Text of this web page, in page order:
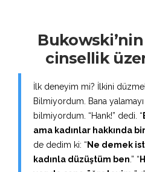
cinsellik
İlk deneyim mi? İlkini
Bilmiyordum. Bana
bilmiyordum. “Hank!” dedi. “
ama kadınlar hakkında
de dedim ki: “Ne demek
kadınla düzüştüm ben .” “